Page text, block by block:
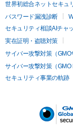
世界初総合ネットセキュ
パスワード漏洩診断
セキュリティ相談AIチャ
実在証明・盗聴対策
サイバー攻撃対策（GMO
サイバー攻撃対策（GMO
セキュリティ事業の軌跡